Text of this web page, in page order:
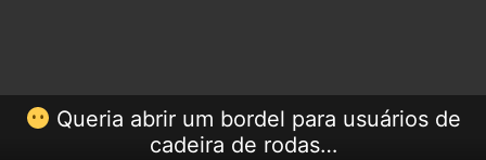
Queria abrir um bordel para usuários de
cadeira de rodas…